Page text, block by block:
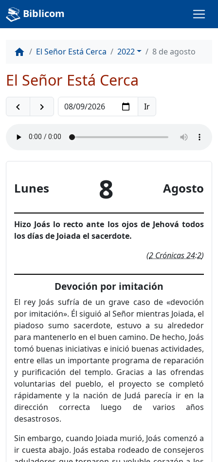
Biblicom
home El Señor Está Cerca 2022 8 de agosto
El Señor Está Cerca
navigate_before navigate_next
Lunes 8 Agosto
Hizo Joás lo recto ante los ojos de Jehová todos
los días de Joiada el sacerdote.
(2 Crónicas 24:2)
Devoción por imitación
El rey Joás sufría de un grave caso de «devoción
por imitación». Él siguió al Señor mientras Joiada, el
piadoso sumo sacerdote, estuvo a su alrededor
para mantenerlo en el buen camino. De hecho, Joás
tomó buenas iniciativas e inició buenas actividades,
entre ellas un importante programa de reparación
y purificación del templo. Gracias a las ofrendas
voluntarias del pueblo, el proyecto se completó
rápidamente y la nación de Judá parecía ir en la
dirección correcta luego de varios años
desastrosos.
Sin embargo, cuando Joiada murió, Joás comenzó a
ir cuesta abajo. Joás estaba rodeado de consejeros